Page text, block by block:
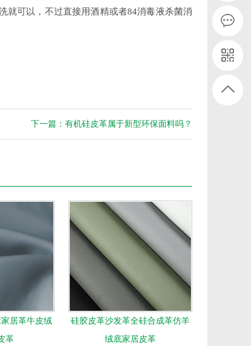
就可以，不过直接用酒精或者84消毒液杀菌消
下一篇：有机硅皮革属于新型环保面料吗？
居革牛皮绒
革
硅胶皮革沙发革全硅合成革仿羊
绒底家居皮革